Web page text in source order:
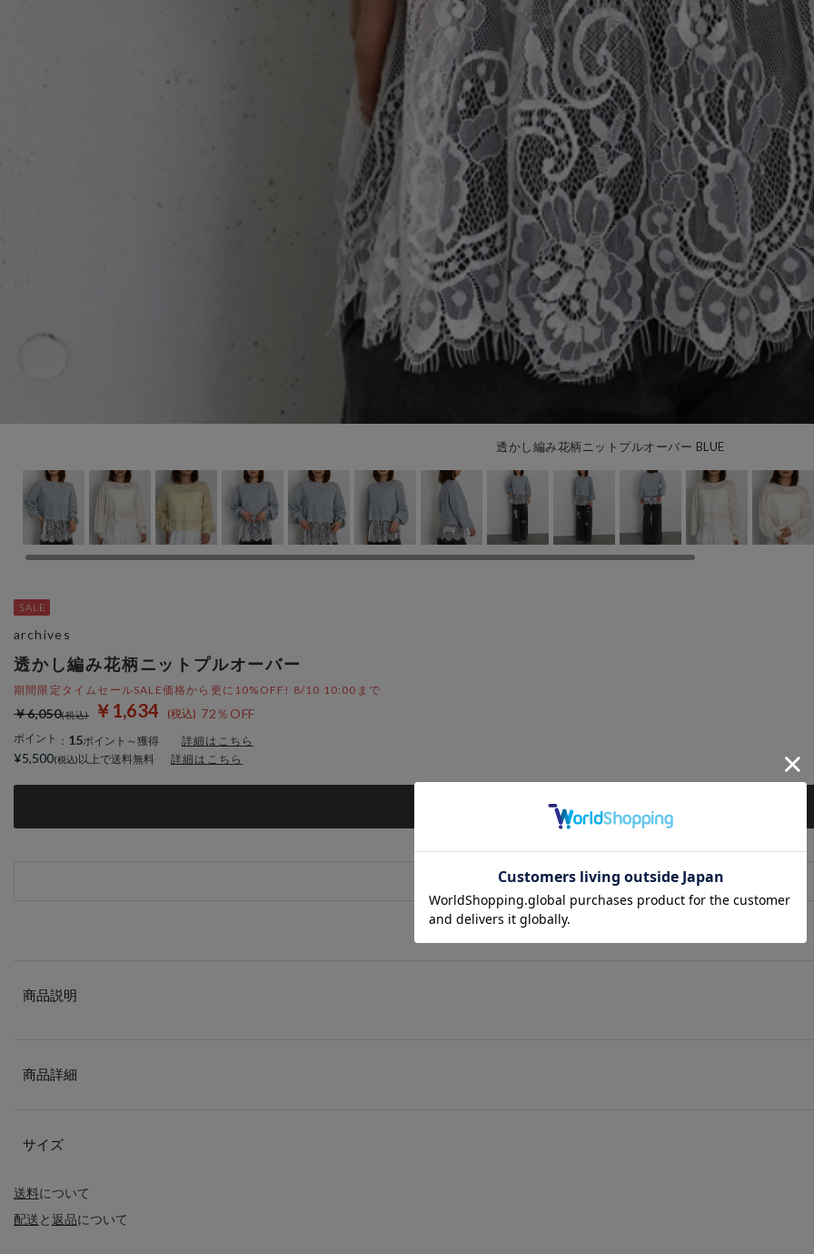
透かし編み花柄ニットプルオーバー BLUE
透かし編み花柄ニットプルオーバー
期間限定タイムセールSALE価格から更に10%OFF! 8/10 10:00まで
￥1,634 72％OFF
￥6,050
ポイント ： 15ポイント～獲得 詳細はこちら
カートに入れる
店舗在庫表示
archives
¥5,500 以上で送料無料 詳細はこちら
送料について
配送と返品について
商品説明
商品詳細
サイズ